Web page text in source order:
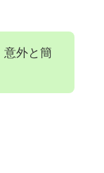
意外と簡